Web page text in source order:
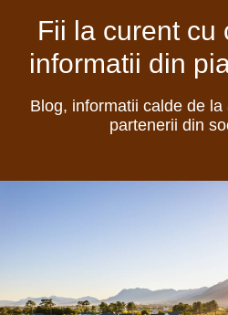
Fii la curent cu
informatii din
Blog, informatii calde de
partenerii din